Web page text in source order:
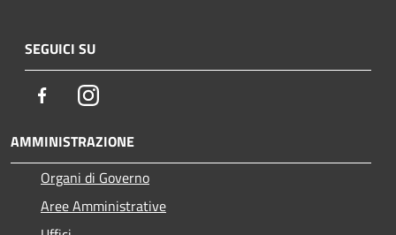
SEGUICI SU
FacebookInstagram
AMMINISTRAZIONE
Organi di Governo
Aree Amministrative